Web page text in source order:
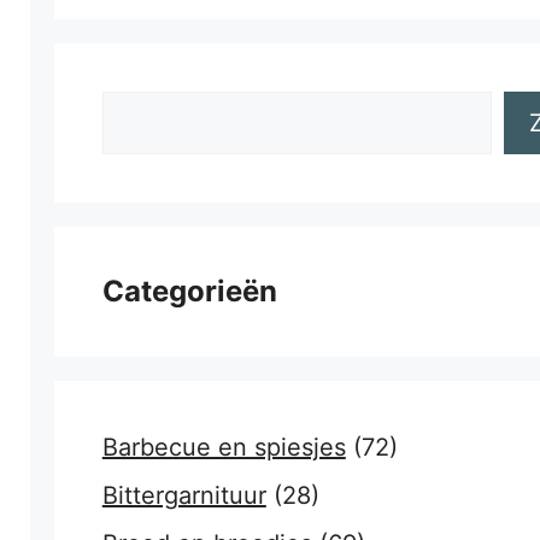
Categorieën
Barbecue en spiesjes(72)
Bittergarnituur(28)